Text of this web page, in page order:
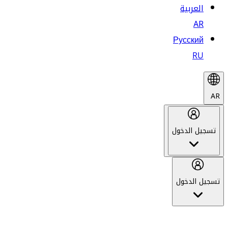
العربية
AR
Русский
RU
AR
تسجيل الدخول
تسجيل الدخول